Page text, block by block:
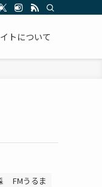
トについて
FMうるま